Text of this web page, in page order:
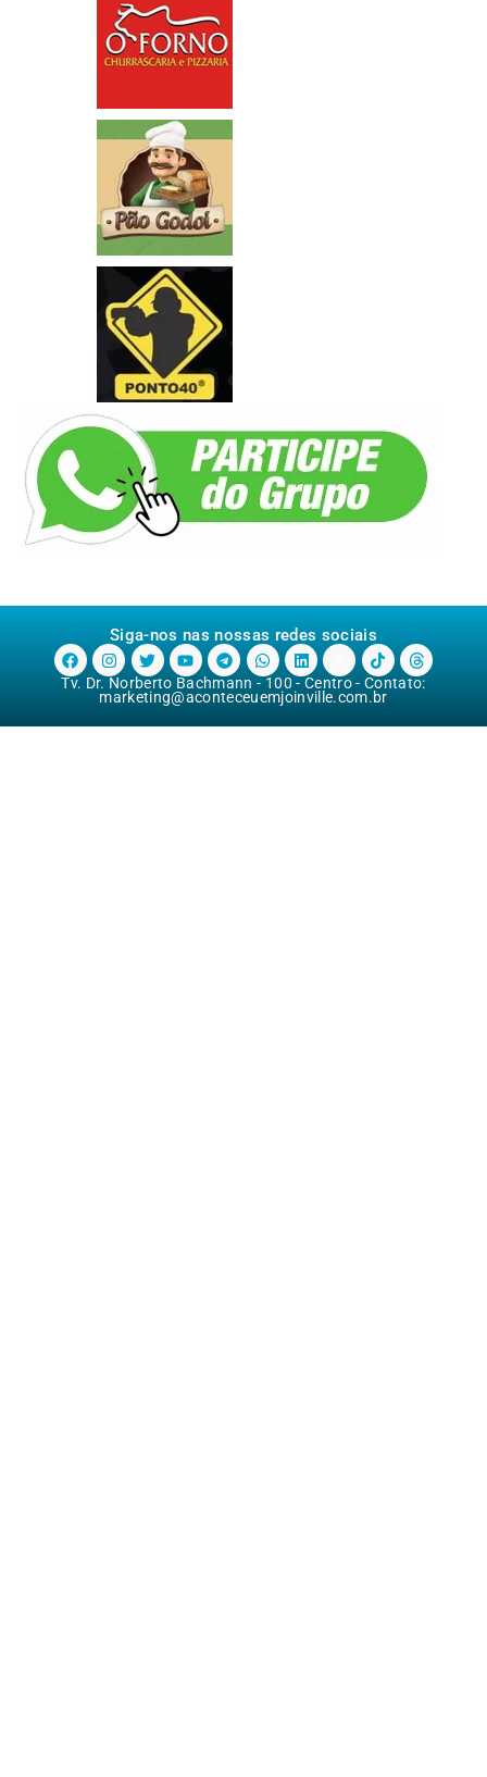
Siga-nos nas nossas redes sociais
Tv. Dr. Norberto Bachmann - 100 - Centro - Contato:
marketing@aconteceuemjoinville.com.br